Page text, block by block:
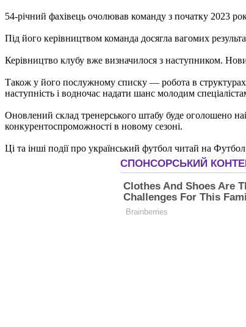
54-річний фахівець очолював команду з початку 2023
Під його керівництвом команда досягла вагомих
Керівництво клубу вже визначилося з наступником.
Також у його послужному списку — робота в структурах
наступність і водночас надати шанс молодим
Оновлений склад тренерського штабу буде оголошено
конкурентоспроможності в новому сезоні.
Ці та інші події про український футбол читай на